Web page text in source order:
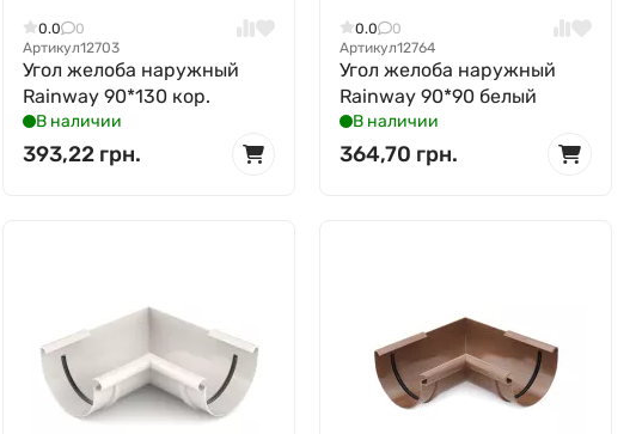
0.0
0
Артикул12703
Угол желоба наружный
Rainway 90*130 кор.
В наличии
393,22 грн.
0.0
0
Артикул12764
Угол желоба наружный
Rainway 90*90 белый
В наличии
364,70 грн.